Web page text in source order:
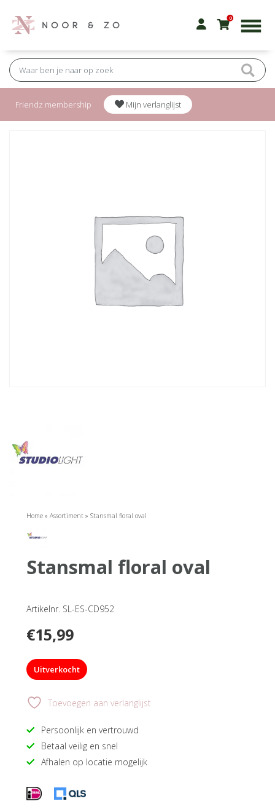
0
Friendz membership Mijn verlanglijst
Home » Assortiment » Stansmal floral oval
stansmal floral oval
Artikelnr. SL-ES-CD952
€15,99
Uitverkocht
Toevoegen aan verlanglijst
Persoonlijk en vertrouwd
Betaal veilig en snel
Afhalen op locatie mogelijk